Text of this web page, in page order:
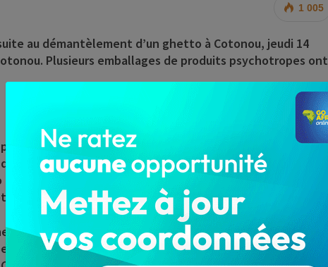
1 005
au démantèlement d’un ghetto à Cotonou, jeudi 14
Plusieurs emballages de produits psychotropes ont
en cette période de fin d’année souvent
initiées par les forces de l’ordre a permis de
le 8è arrondissement de Cotonou. Sur les lieux, quinze
interpellées.
de « produits psychotropes », des pipes
et une seringue, ont été retrouvés et saisis. Les dits